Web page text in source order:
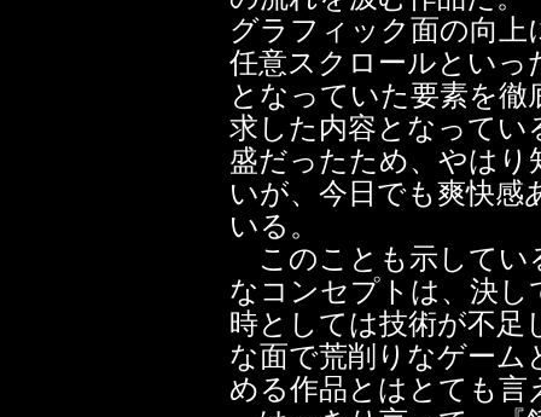
グラフィック面の向上
任意スクロールといっ
となっていた要素を
求した内容となってい
盛だったため、やはり
いが、今日でも爽快感
いる。
このことも示してい
なコンセプトは、決
時としては技術が不
な面で荒削りなゲーム
める作品とはとても言